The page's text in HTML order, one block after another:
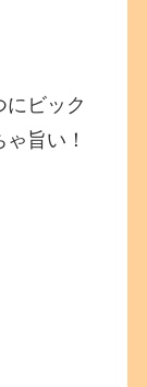
ビック
旨い！